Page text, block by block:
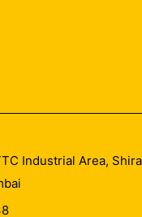
Industrial Area,